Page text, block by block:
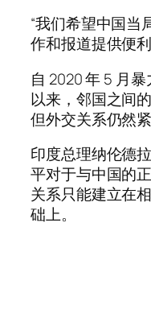
“我们希望中国当
作和报道提供便利
自 2020 年 5 月
以来，邻国之间
但外交关系仍然紧
印度总理纳伦德
平对于与中国的
关系只能建立在
础上。